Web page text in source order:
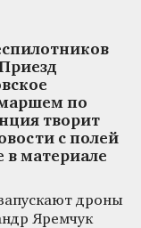
по
творит
с полей
в материале
дроны
Яремчук